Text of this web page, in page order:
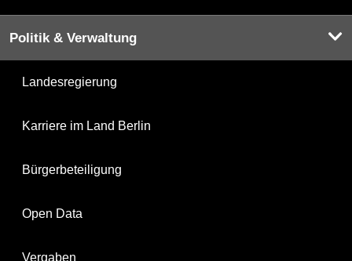
Politik & Verwaltung
Landesregierung
Karriere im Land Berlin
Bürgerbeteiligung
Open Data
Vergaben